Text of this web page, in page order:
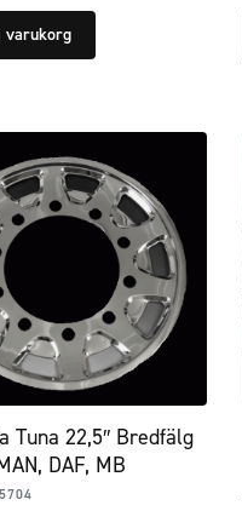
varukorg
Tuna 22,5″ Bredfälg
DAF, MB